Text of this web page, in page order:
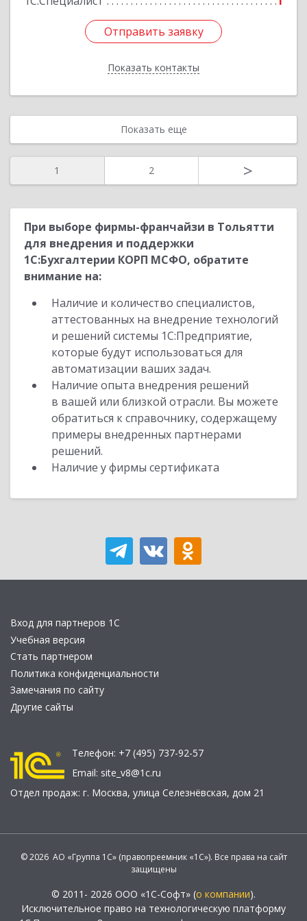
Отправить заявку
Показать контакты
Отправить заявку
Назад
Показать еще
1 2 >
При выборе фирмы-франчайзи в Тольятти
для внедрения и поддержки
1С:Бухгалтерии КОРП МСФО, обратите
внимание на:
Наличие и количество специалистов,
аттестованных на внедрение технологий
и решений системы 1С:Предприятие,
которые будут использоваться для
автоматизации ваших задач.
Наличие опыта внедрения решений
в вашей или близкой отрасли. Вы можете
обратиться к справочнику, содержащему
примеры внедренных партнерами
решений.
Наличие у фирмы сертификата
Вход для партнеров 1С
Учебная версия
Стать партнером
Политика конфиденциальности
Замечания по сайту
Другие сайты
Телефон: +7 (495) 737-92-57
Email: site_v8@1c.ru
Отдел продаж: г. Москва, улица Селезнёвская, дом 21
© 2026 АО «Группа 1С» (правопреемник «1С»). Все права на сайт
защищены
© 2011- 2026 ООО «1С-Софт» (о компании).
Исключительное право на технологическую платформу